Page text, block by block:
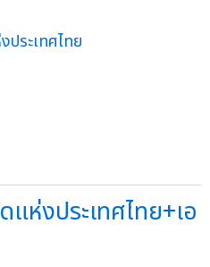
ระเทศไทย
ห่งประเทศไทย+เอ